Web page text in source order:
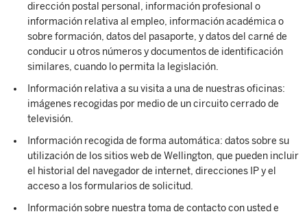
dirección postal personal, información profesional o
información relativa al empleo, información académica o
sobre formación, datos del pasaporte, y datos del carné de
conducir u otros números y documentos de identificación
similares, cuando lo permita la legislación.
Información relativa a su visita a una de nuestras oficinas:
imágenes recogidas por medio de un circuito cerrado de
televisión.
Información recogida de forma automática: datos sobre su
utilización de los sitios web de Wellington, que pueden incluir
el historial del navegador de internet, direcciones IP y el
acceso a los formularios de solicitud.
Información sobre nuestra toma de contacto con usted e